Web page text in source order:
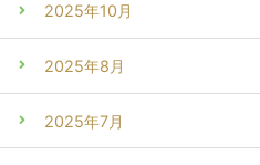
2025年10月
2025年8月
2025年7月